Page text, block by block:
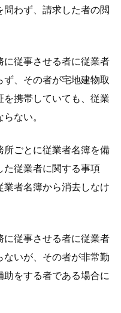
わず、請求した者の閲
従事させる者に従業者
、その者が宅地建物取
携帯していても、従業
ない。
ごとに従業者名簿を備
た従業者に関する事項
者名簿から消去しなけ
従事させる者に従業者
いが、その者が非常勤
をする者である場合に